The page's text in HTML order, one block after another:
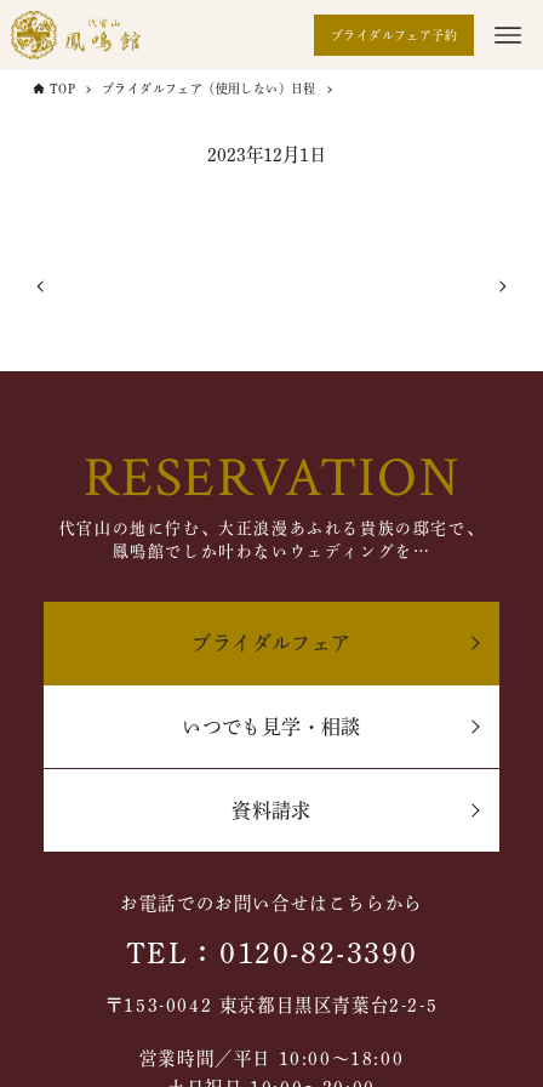
ブライダルフェア予約
TOP ブライダルフェア（使用しない）日程
2023年12月1日
RESERVATION
代官山の地に佇む、大正浪漫あふれる貴族の邸宅で、
鳳鳴館でしか叶わないウェディングを…
ブライダルフェア
いつでも見学・相談
資料請求
お電話でのお問い合せはこちらから
TEL：0120-82-3390
〒153-0042 東京都目黒区青葉台2-2-5
営業時間／平日 10:00～18:00